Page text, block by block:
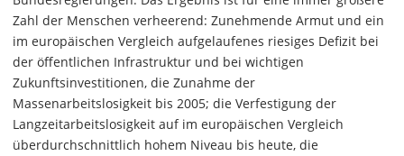
Zahl der Menschen verheerend: Zunehmende Armut und ein
im europäischen Vergleich aufgelaufenes riesiges Defizit bei
der öffentlichen Infrastruktur und bei wichtigen
Zukunftsinvestitionen, die Zunahme der
Massenarbeitslosigkeit bis 2005; die Verfestigung der
Langzeitarbeitslosigkeit auf im europäischen Vergleich
überdurchschnittlich hohem Niveau bis heute, die